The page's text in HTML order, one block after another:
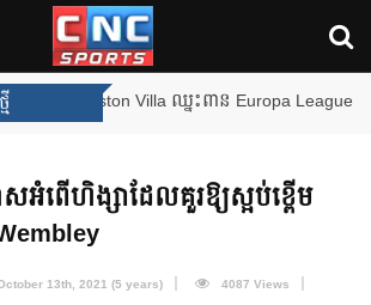
ត បន្ទាប់ពី Aston Villa ឈ្នះពាន Europa League
អំពើហិង្សាដែលគួរឱ្យស្អប់ខ្ពើម
13th, 2021 (5 years) 4087 Views